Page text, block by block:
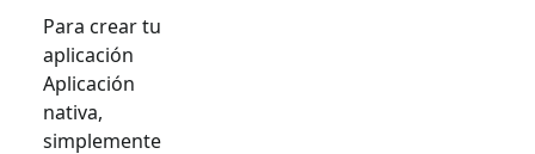
Para crear tu
aplicación
Aplicación
nativa,
simplemente